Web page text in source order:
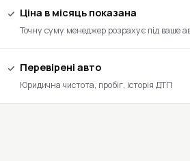
Ціна в місяць показана
Точну суму менеджер розрахує під ваше
Перевірені авто
Юридична чистота, пробіг, історія ДТП